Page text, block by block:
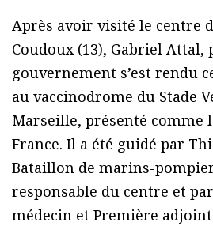
Après avoir visité le centre
Coudoux (13), Gabriel
gouvernement s’est rendu
au vaccinodrome du Stade
Marseille, présenté comme
France. Il a été guidé par
Bataillon de marins-
responsable du centre et
médecin et Première